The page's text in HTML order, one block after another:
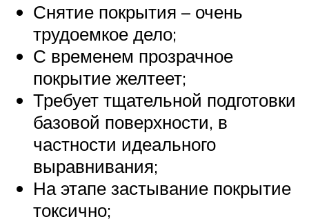
Снятие покрытия – очень
трудоемкое дело;
С временем прозрачное
покрытие желтеет;
Требует тщательной подготовки
базовой поверхности, в
частности идеального
выравнивания;
На этапе застывание покрытие
токсично;